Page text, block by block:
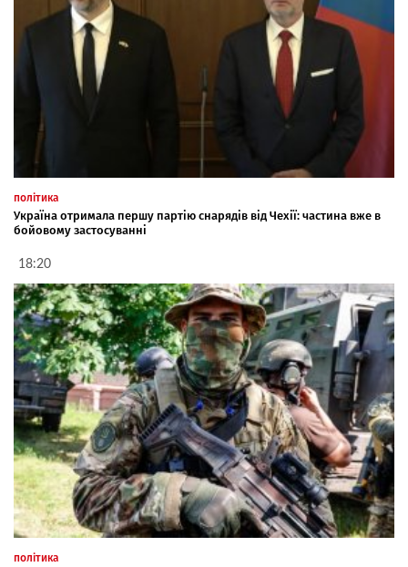
політика
Україна отримала першу партію снарядів від Чехії: частина вже в
бойовому застосуванні
18:20
політика